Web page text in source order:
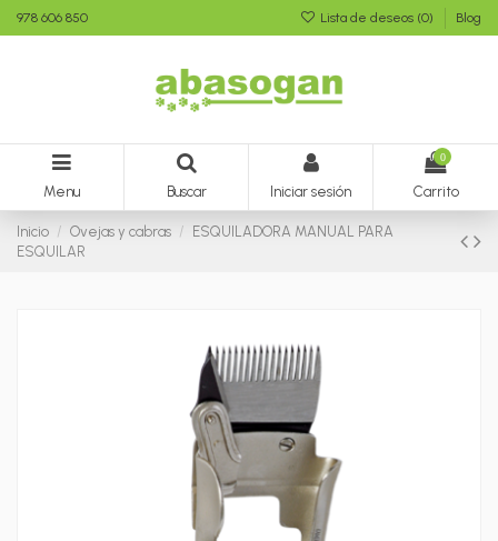
978 606 850 Lista de deseos (0) Blog
Menu Buscar Iniciar sesión
0
Carrito
Inicio Ovejas y cabras
ESQUILADORA MANUAL PARA
ESQUILAR